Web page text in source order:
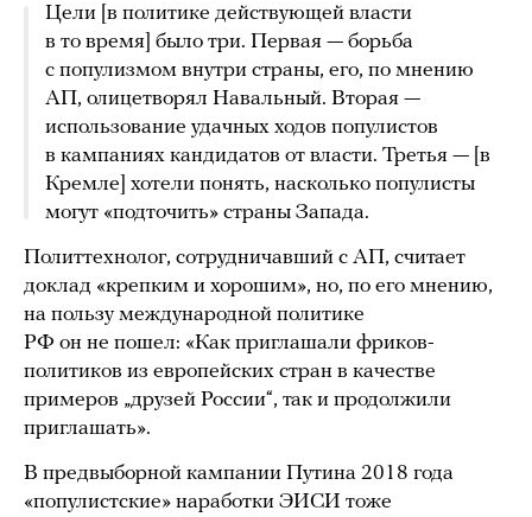
Цели [в политике действующей власти
в то время] было три. Первая — борьба
с популизмом внутри страны, его, по мнению
АП, олицетворял Навальный. Вторая —
использование удачных ходов популистов
в кампаниях кандидатов от власти. Третья — [в
Кремле] хотели понять, насколько популисты
могут «подточить» страны Запада.
Политтехнолог, сотрудничавший с АП, считает
доклад «крепким и хорошим», но, по его мнению,
на пользу международной политике
РФ он не пошел: «Как приглашали фриков-
политиков из европейских стран в качестве
примеров „друзей России“, так и продолжили
приглашать».
В предвыборной кампании Путина 2018 года
«популистские» наработки ЭИСИ тоже